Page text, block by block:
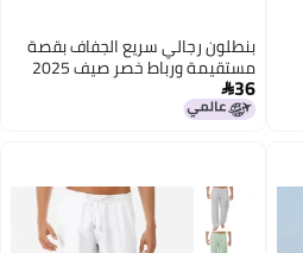
بنطلون رجالي سريع الجفاف بقصة
مستقيمة ورباط خصر صيف 2025
36